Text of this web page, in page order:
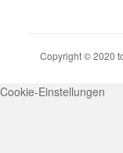
Copyright © 2020
Cookie-Einstellungen